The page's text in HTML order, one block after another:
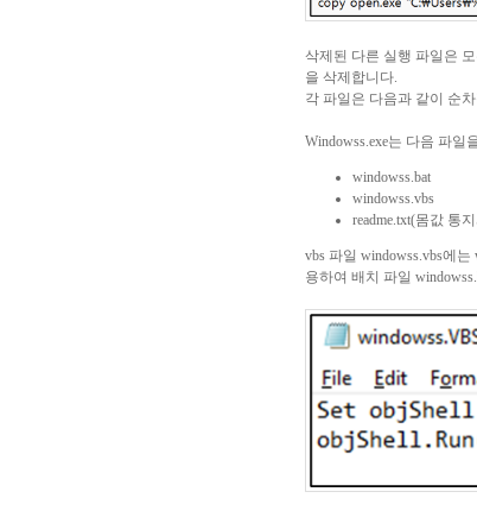
삭제된 다른 실행 파일은
을 삭제합니다.
각 파일은 다음과 같이 순
Windowss.exe는 다음 파일
windowss.bat
windowss.vbs
readme.txt(몸값 통
vbs 파일 windowss.vbs에는
용하여 배치 파일